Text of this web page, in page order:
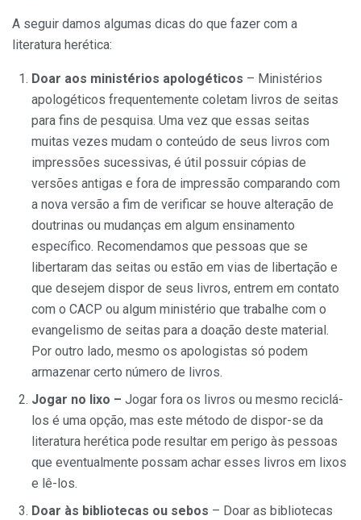
A seguir damos algumas dicas do que fazer com a
literatura herética:
Doar aos ministérios apologéticos – Ministérios
apologéticos frequentemente coletam livros de seitas
para fins de pesquisa. Uma vez que essas seitas
muitas vezes mudam o conteúdo de seus livros com
impressões sucessivas, é útil possuir cópias de
versões antigas e fora de impressão comparando com
a nova versão a fim de verificar se houve alteração de
doutrinas ou mudanças em algum ensinamento
específico. Recomendamos que pessoas que se
libertaram das seitas ou estão em vias de libertação e
que desejem dispor de seus livros, entrem em contato
com o CACP ou algum ministério que trabalhe com o
evangelismo de seitas para a doação deste material.
Por outro lado, mesmo os apologistas só podem
armazenar certo número de livros.
Jogar no lixo – Jogar fora os livros ou mesmo reciclá-
los é uma opção, mas este método de dispor-se da
literatura herética pode resultar em perigo às pessoas
que eventualmente possam achar esses livros em lixos
e lê-los.
Doar às bibliotecas ou sebos – Doar as bibliotecas